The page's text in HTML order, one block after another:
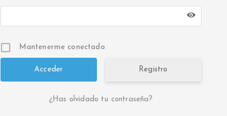
Mantenerme conectado
Registro
¿Has olvidado tu contraseña?